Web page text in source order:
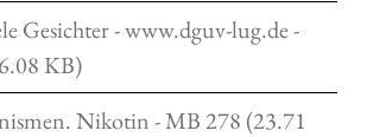
Gesichter - www.dguv-lug.de -
KB)
Nikotin - MB 278 (23.71